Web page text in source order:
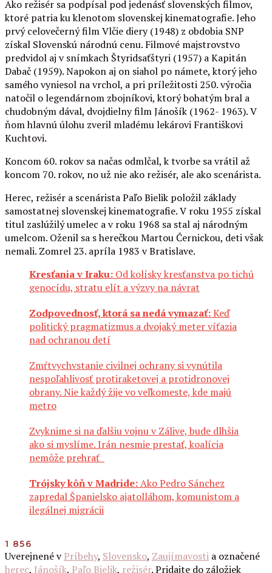
Ako režisér sa podpísal pod jedenásť slovenských filmov,
ktoré patria ku klenotom slovenskej kinematografie. Jeho
prvý celovečerný film Vlčie diery (1948) z obdobia SNP
získal Slovenskú národnú cenu. Filmové majstrovstvo
predvidol aj v snímkach Štyridsaťštyri (1957) a Kapitán
Dabač (1959). Napokon aj on siahol po námete, ktorý jeho
samého vyniesol na vrchol, a pri príležitosti 250. výročia
natočil o legendárnom zbojníkovi, ktorý bohatým bral a
chudobným dával, dvojdielny film Jánošík (1962- 1963). V
ňom hlavnú úlohu zveril mladému lekárovi Františkovi
Kuchtovi.
Koncom 60. rokov sa načas odmlčal, k tvorbe sa vrátil až
koncom 70. rokov, no už nie ako režisér, ale ako scenárista.
Herec, režisér a scenárista Paľo Bielik položil základy
samostatnej slovenskej kinematografie. V roku 1955 získal
titul zaslúžilý umelec a v roku 1968 sa stal aj národným
umelcom. Oženil sa s herečkou Martou Černickou, deti však
nemali. Zomrel 23. apríla 1983 v Bratislave.
Kresťania v Iraku: Od kolísky kresťanstva po tichú
genocídu, stratu elít a výzvy na návrat
Zodpovednosť, ktorá sa nedá vymazať:Keď
politický pragmatizmus a dvojaký meter víťazia
nad ochranou detí
Zmŕtvychvstanie civilnej ochrany si vynútila
nespoľahlivosť protiraketovej a protidronovej
obrany. Nie každý žije vo veľkomeste, kde majú
metro
Zvyknime si na ďalšiu vojnu v Zálive, bude dlhšia
ako si myslíme. Irán nesmie prestať, koalícia
nemôže prehrať
Trójsky kôň v Madride:Ako Pedro Sánchez
zapredal Španielsko ajatolláhom, komunistom a
ilegálnej migrácii
1 856
Uverejnené vPríbehy, Slovensko, Zaujímavosti a označené
herec, Jánošík, Paľo Bielik, režisér. Pridajte do záložiek